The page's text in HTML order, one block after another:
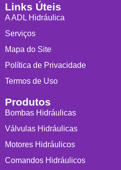
Links Úteis
A ADL Hidráulica
Serviços
Mapa do Site
Política de Privacidade
Termos de Uso
Produtos
Bombas Hidráulicas
Válvulas Hidráulicas
Motores Hidráulicos
Comandos Hidráulicos